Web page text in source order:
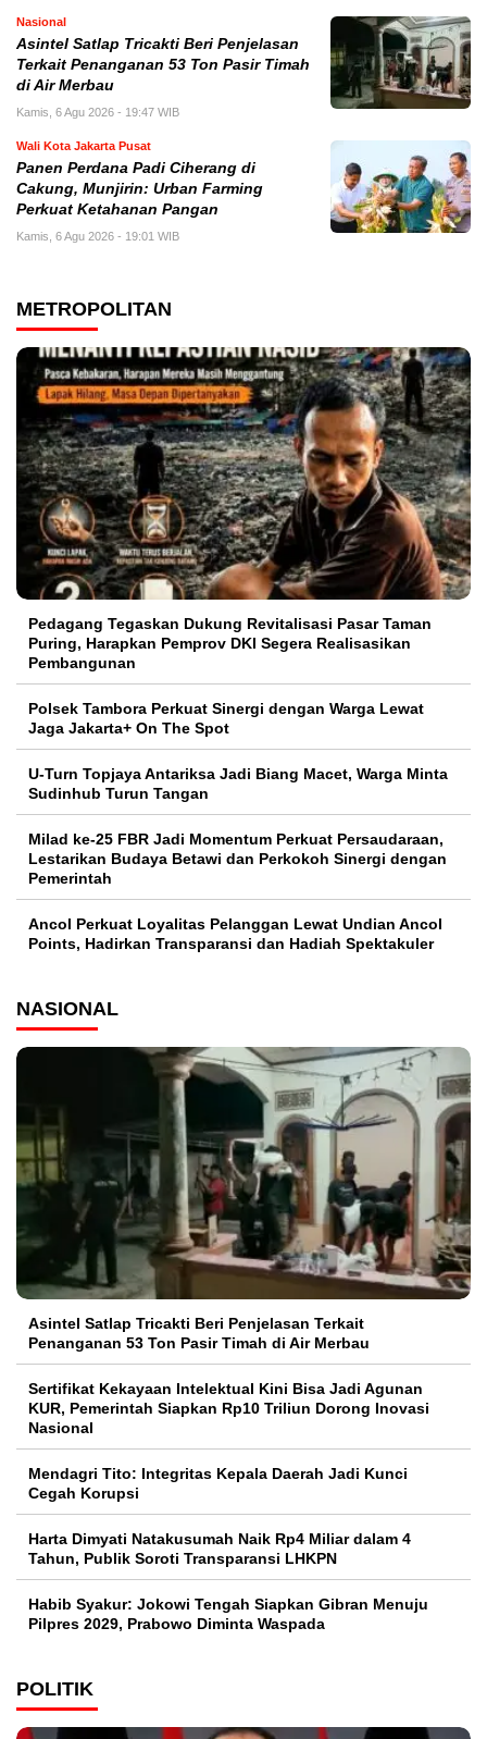
Nasional
Asintel Satlap Tricakti Beri Penjelasan
Terkait Penanganan 53 Ton Pasir Timah
di Air Merbau
Kamis, 6 Agu 2026 - 19:47 WIB
Wali Kota Jakarta Pusat
Panen Perdana Padi Ciherang di
Cakung, Munjirin: Urban Farming
Perkuat Ketahanan Pangan
Kamis, 6 Agu 2026 - 19:01 WIB
METROPOLITAN
Pedagang Tegaskan Dukung Revitalisasi Pasar Taman
Puring, Harapkan Pemprov DKI Segera Realisasikan
Pembangunan
Polsek Tambora Perkuat Sinergi dengan Warga Lewat
Jaga Jakarta+ On The Spot
U-Turn Topjaya Antariksa Jadi Biang Macet, Warga Minta
Sudinhub Turun Tangan
Milad ke-25 FBR Jadi Momentum Perkuat Persaudaraan,
Lestarikan Budaya Betawi dan Perkokoh Sinergi dengan
Pemerintah
Ancol Perkuat Loyalitas Pelanggan Lewat Undian Ancol
Points, Hadirkan Transparansi dan Hadiah Spektakuler
NASIONAL
Asintel Satlap Tricakti Beri Penjelasan Terkait
Penanganan 53 Ton Pasir Timah di Air Merbau
Sertifikat Kekayaan Intelektual Kini Bisa Jadi Agunan
KUR, Pemerintah Siapkan Rp10 Triliun Dorong Inovasi
Nasional
Mendagri Tito: Integritas Kepala Daerah Jadi Kunci
Cegah Korupsi
Harta Dimyati Natakusumah Naik Rp4 Miliar dalam 4
Tahun, Publik Soroti Transparansi LHKPN
Habib Syakur: Jokowi Tengah Siapkan Gibran Menuju
Pilpres 2029, Prabowo Diminta Waspada
POLITIK